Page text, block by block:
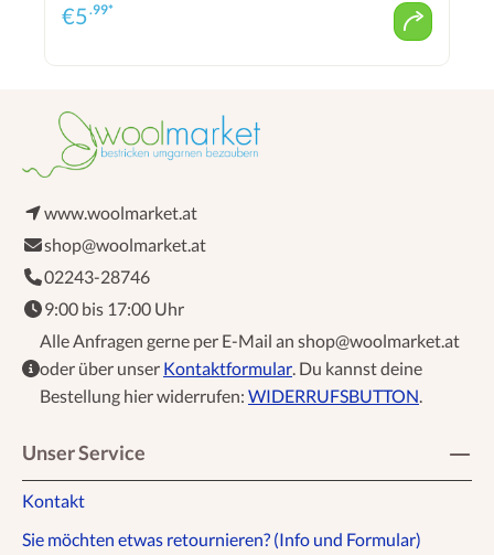
€5.99*
www.woolmarket.at
shop@woolmarket.at
02243-28746
9:00 bis 17:00 Uhr
Alle Anfragen gerne per E-Mail an shop@woolmarket.at
oder über unser Kontaktformular. Du kannst deine
Bestellung hier widerrufen: WIDERRUFSBUTTON.
Unser Service
Kontakt
Sie möchten etwas retournieren? (Info und Formular)